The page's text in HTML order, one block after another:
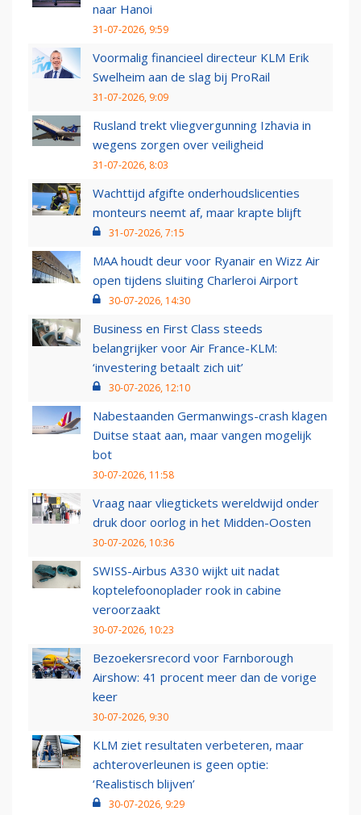
naar Hanoi
31-07-2026, 9:59
Voormalig financieel directeur KLM Erik
Swelheim aan de slag bij ProRail
31-07-2026, 9:09
Rusland trekt vliegvergunning Izhavia in
wegens zorgen over veiligheid
31-07-2026, 8:03
Wachttijd afgifte onderhoudslicenties
monteurs neemt af, maar krapte blijft
31-07-2026, 7:15
MAA houdt deur voor Ryanair en Wizz Air
open tijdens sluiting Charleroi Airport
30-07-2026, 14:30
Business en First Class steeds
belangrijker voor Air France-KLM:
‘investering betaalt zich uit’
30-07-2026, 12:10
Nabestaanden Germanwings-crash klagen
Duitse staat aan, maar vangen mogelijk
bot
30-07-2026, 11:58
Vraag naar vliegtickets wereldwijd onder
druk door oorlog in het Midden-Oosten
30-07-2026, 10:36
SWISS-Airbus A330 wijkt uit nadat
koptelefoonoplader rook in cabine
veroorzaakt
30-07-2026, 10:23
Bezoekersrecord voor Farnborough
Airshow: 41 procent meer dan de vorige
keer
30-07-2026, 9:30
KLM ziet resultaten verbeteren, maar
achteroverleunen is geen optie:
‘Realistisch blijven’
30-07-2026, 9:29